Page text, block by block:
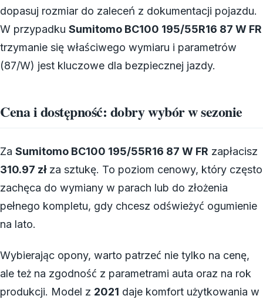
dopasuj rozmiar do zaleceń z dokumentacji pojazdu.
W przypadku Sumitomo BC100 195/55R16 87 W FR
trzymanie się właściwego wymiaru i parametrów
(87/W) jest kluczowe dla bezpiecznej jazdy.
Cena i dostępność: dobry wybór w sezonie
Za Sumitomo BC100 195/55R16 87 W FR zapłacisz
310.97 złza sztukę. To poziom cenowy, który często
zachęca do wymiany w parach lub do złożenia
pełnego kompletu, gdy chcesz odświeżyć ogumienie
na lato.
Wybierając opony, warto patrzeć nie tylko na cenę,
ale też na zgodność z parametrami auta oraz na rok
produkcji. Model z 2021 daje komfort użytkowania w